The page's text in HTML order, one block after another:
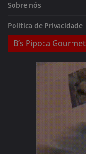
Sobre nós
Política de Privacidade
B’s Pipoca Gourmet